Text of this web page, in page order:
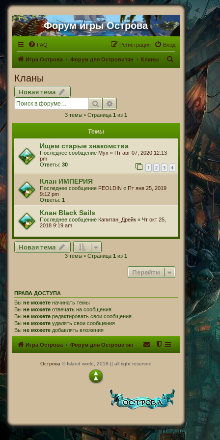
Форум игры Острова
FAQ Вход
Регистрация
Игра Острова Форум для Островитян Кланы
Кланы
Новая тема
Поиск
3 темы • Страница 1 из 1
Темы
Ищем старые знакомства
Последнее сообщение Myx « Пт авг 07, 2020 12:13
pm
Ответы: 30 1 2 3 4
Клан ИМПЕРИЯ
Последнее сообщение FEOLDIN « Пт янв 25, 2019
9:12 pm
Ответы: 1
Клан Black Sails
Последнее сообщение Капитан_Дрейк « Чт окт 25,
2018 9:19 am
Новая тема
3 темы • Страница 1 из 1
Перейти
ПРАВА ДОСТУПА
Вы не можете начинать темы
Вы не можете отвечать на сообщения
Вы не можете редактировать свои сообщения
Вы не можете удалять свои сообщения
Вы не можете добавлять вложения
Игра Острова Форум для Островитян
Острова © Island world, 2018 || all right reserved